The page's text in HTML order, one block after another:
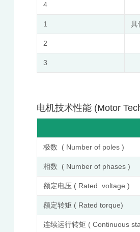
4
1 具
2
3
电机技术性能 (Motor
极数 ( Number of poles )
相数 ( Number of phases )
额定电压 ( Rated voltage )
额定转矩 ( Rated torque)
连续运行转矩 ( Continuous